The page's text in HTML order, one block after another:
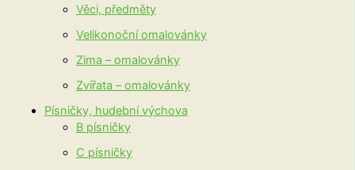
Věci, předměty
Velikonoční omalovánky
Zima – omalovánky
Zvířata – omalovánky
Písničky, hudební výchova
B písničky
C písničky